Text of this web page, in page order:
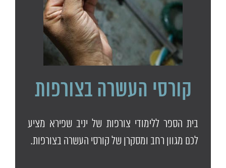
קורסי העשרה בצורפות
בית הספר ללימודי צורפות של יניב שפירא מציע
לכם מגוון רחב ומסקרן של קורסי העשרה בצורפות.